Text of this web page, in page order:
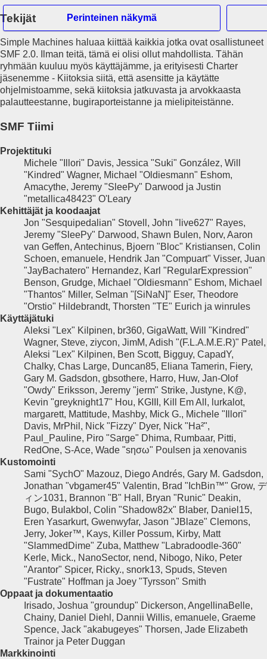
Tekijät
Simple Machines haluaa kiittää kaikkia jotka ovat osallistuneet
SMF 2.0. Ilman teitä, tämä ei olisi ollut mahdollista. Tähän
ryhmään kuuluu myös käyttäjämme, ja erityisesti Charter
jäsenemme - Kiitoksia siitä, että asensitte ja käytätte
ohjelmistoamme, sekä kiitoksia jatkuvasta ja arvokkaasta
palautteestanne, bugiraporteistanne ja mielipiteistänne.
SMF Tiimi
Projektituki
Michele "Illori" Davis, Jessica "Suki" González, Will
"Kindred" Wagner, Michael "Oldiesmann" Eshom,
Amacythe, Jeremy "SleePy" Darwood ja Justin
"metallica48423" O'Leary
Kehittäjät ja koodaajat
Jon "Sesquipedalian" Stovell, John "live627" Rayes,
Jeremy "SleePy" Darwood, Shawn Bulen, Norv, Aaron
van Geffen, Antechinus, Bjoern "Bloc" Kristiansen, Colin
Schoen, emanuele, Hendrik Jan "Compuart" Visser, Juan
"JayBachatero" Hernandez, Karl "RegularExpression"
Benson, Grudge, Michael "Oldiesmann" Eshom, Michael
"Thantos" Miller, Selman "[SiNaN]" Eser, Theodore
"Orstio" Hildebrandt, Thorsten "TE" Eurich ja winrules
Käyttäjätuki
Aleksi "Lex" Kilpinen, br360, GigaWatt, Will "Kindred"
Wagner, Steve, ziycon, JimM, Adish "(F.L.A.M.E.R)" Patel,
Aleksi "Lex" Kilpinen, Ben Scott, Bigguy, CapadY,
Chalky, Chas Large, Duncan85, Eliana Tamerin, Fiery,
Gary M. Gadsdon, gbsothere, Harro, Huw, Jan-Olof
"Owdy" Eriksson, Jeremy "jerm" Strike, Justyne, K@,
Kevin "greyknight17" Hou, KGIII, Kill Em All, lurkalot,
margarett, Mattitude, Mashby, Mick G., Michele "Illori"
Davis, MrPhil, Nick "Fizzy" Dyer, Nick "Ha²",
Paul_Pauline, Piro "Sarge" Dhima, Rumbaar, Pitti,
RedOne, S-Ace, Wade "sησω" Poulsen ja xenovanis
Kustomointi
Sami "SychO" Mazouz, Diego Andrés, Gary M. Gadsdon,
Jonathan "vbgamer45" Valentin, Brad "IchBin™" Grow, デ
ィン1031, Brannon "B" Hall, Bryan "Runic" Deakin,
Bugo, Bulakbol, Colin "Shadow82x" Blaber, Daniel15,
Eren Yasarkurt, Gwenwyfar, Jason "JBlaze" Clemons,
Jerry, Joker™, Kays, Killer Possum, Kirby, Matt
"SlammedDime" Zuba, Matthew "Labradoodle-360"
Kerle, Mick., NanoSector, nend, Nibogo, Niko, Peter
"Arantor" Spicer, Ricky., snork13, Spuds, Steven
"Fustrate" Hoffman ja Joey "Tyrsson" Smith
Oppaat ja dokumentaatio
Irisado, Joshua "groundup" Dickerson, AngellinaBelle,
Chainy, Daniel Diehl, Dannii Willis, emanuele, Graeme
Spence, Jack "akabugeyes" Thorsen, Jade Elizabeth
Trainor ja Peter Duggan
Markkinointi
Perinteinen näkymä
Hei Vieras
Etusivu
Haku
Tuoreita viestejä
Kirjaudu